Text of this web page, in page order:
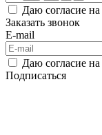
Даю согласие на
Заказать звонок
E-mail
Даю согласие на
Подписаться